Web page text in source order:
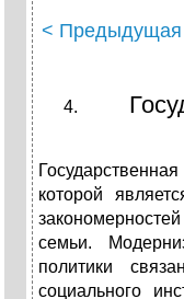
< Предыдущая
которой
семьи.
политики
социального